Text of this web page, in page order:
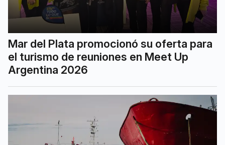
Mar del Plata promocionó su oferta para
el turismo de reuniones en Meet Up
Argentina 2026